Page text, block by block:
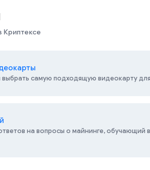
Криптексе
самую подходящую видеокарту
на вопросы о майнинге, обучающий